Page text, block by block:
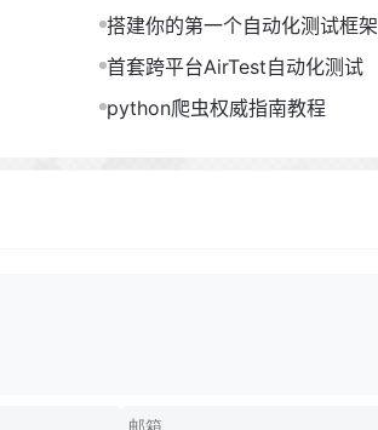
搭建你的第一个自动化测试框架
首套跨平台AirTest自动化测试
python爬虫权威指南教程